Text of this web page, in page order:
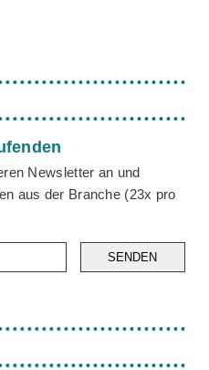
Newsletter an und
aus der Branche (23x pro
SENDEN